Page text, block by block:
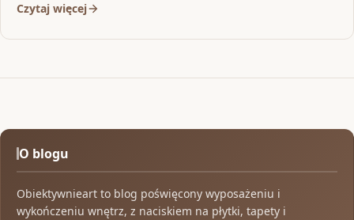
Czytaj więcej
O blogu
Obiektywnieart to blog poświęcony wyposażeniu i
wykończeniu wnętrz, z naciskiem na płytki, tapety i